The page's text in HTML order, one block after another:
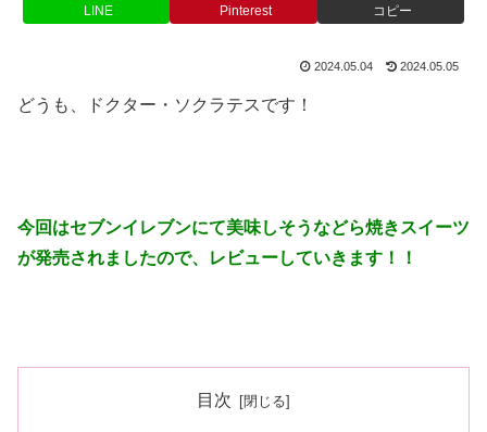
LINE Pinterest コピー
2024.05.04 2024.05.05
どうも、ドクター・ソクラテスです！
今回はセブンイレブンにて美味しそうなどら焼きスイーツ
が発売されましたので、レビューしていきます！！
目次